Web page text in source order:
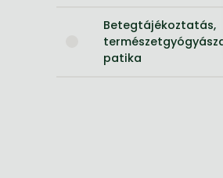
Betegtájékoztatás,
patika